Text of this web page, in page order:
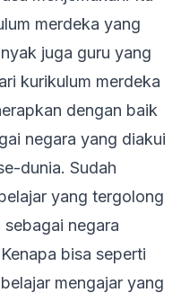
merdeka yang
juga guru yang
kurikulum merdeka
dengan baik
negara yang diakui
dunia. Sudah
yang tergolong
negara
bisa seperti
mengajar yang